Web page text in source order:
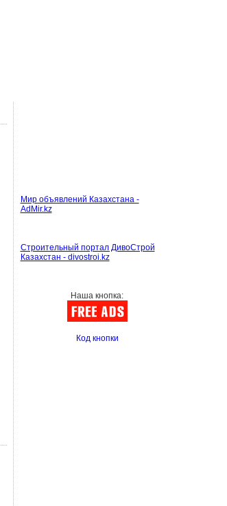
Мир объявлений Казахстана -
AdMir.kz
Строительный портал ДивоСтрой
Казахстан - divostroi.kz
Наша кнопка:
Код кнопки